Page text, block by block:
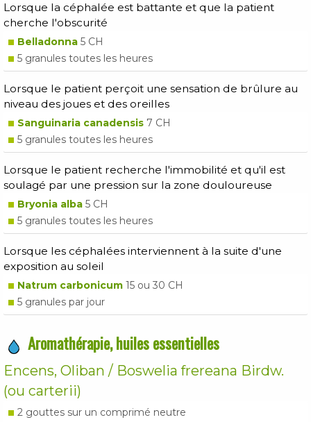
Lorsque la céphalée est battante et que la patient
cherche l'obscurité
Belladonna 5 CH
5 granules toutes les heures
Lorsque le patient perçoit une sensation de brûlure au
niveau des joues et des oreilles
Sanguinaria canadensis 7 CH
5 granules toutes les heures
Lorsque le patient recherche l'immobilité et qu'il est
soulagé par une pression sur la zone douloureuse
Bryonia alba 5 CH
5 granules toutes les heures
Lorsque les céphalées interviennent à la suite d'une
exposition au soleil
Natrum carbonicum 15 ou 30 CH
5 granules par jour
Aromathérapie, huiles essentielles
Encens, Oliban / Boswelia frereana Birdw.
(ou carterii)
2 gouttes sur un comprimé neutre